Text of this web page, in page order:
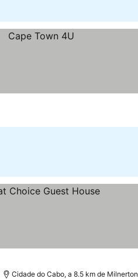
Cidade do Cabo, a 8.5 km de Milnerton